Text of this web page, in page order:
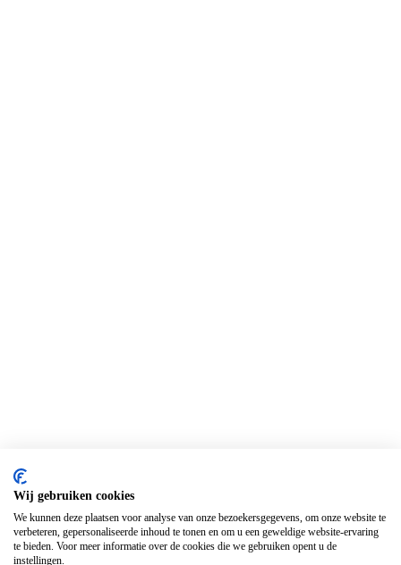
Wij gebruiken cookies
We kunnen deze plaatsen voor analyse van onze bezoekersgegevens, om onze website te
verbeteren, gepersonaliseerde inhoud te tonen en om u een geweldige website-ervaring
te bieden. Voor meer informatie over de cookies die we gebruiken opent u de
instellingen.